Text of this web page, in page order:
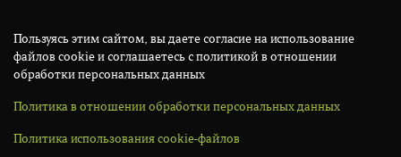
Пользуясь этим сайтом, вы даете согласие на использование
файлов cookie и соглашаетесь с политикой в отношении
обработки персональных данных
Политика в отношении обработки персональных данных
Политика использования cookie-файлов